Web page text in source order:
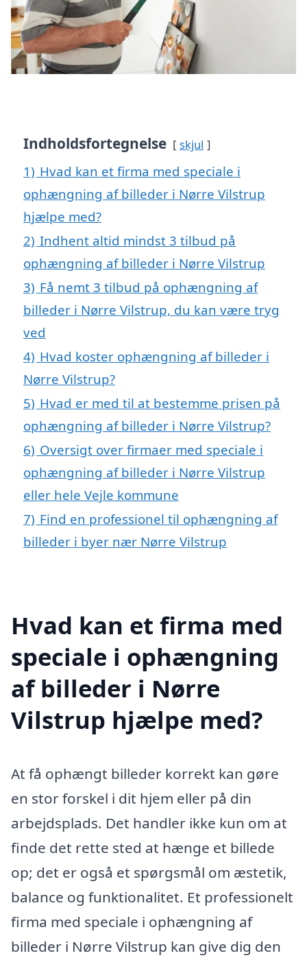
Indholdsfortegnelse skjul
1) Hvad kan et firma med speciale i
ophængning af billeder i Nørre Vilstrup
hjælpe med?
2) Indhent altid mindst 3 tilbud på
ophængning af billeder i Nørre Vilstrup
3) Få nemt 3 tilbud på ophængning af
billeder i Nørre Vilstrup, du kan være tryg
ved
4) Hvad koster ophængning af billeder i
Nørre Vilstrup?
5) Hvad er med til at bestemme prisen på
ophængning af billeder i Nørre Vilstrup?
6) Oversigt over firmaer med speciale i
ophængning af billeder i Nørre Vilstrup
eller hele Vejle kommune
7) Find en professionel til ophængning af
billeder i byer nær Nørre Vilstrup
Hvad kan et firma med
speciale i ophængning
af billeder i Nørre
Vilstrup hjælpe med?
At få ophængt billeder korrekt kan gøre
en stor forskel i dit hjem eller på din
arbejdsplads. Det handler ikke kun om at
finde det rette sted at hænge et billede
op; det er også et spørgsmål om æstetik,
balance og funktionalitet. Et professionelt
firma med speciale i ophængning af
billeder i Nørre Vilstrup kan give dig den